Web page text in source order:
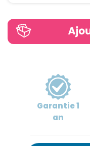
Garantie1
an